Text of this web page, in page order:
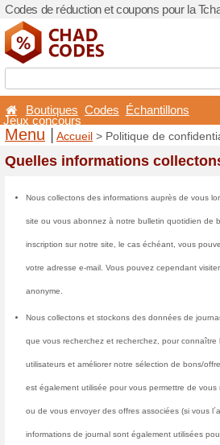
Codes de
Boutiques
Jeux concours
Menu|
Quelles